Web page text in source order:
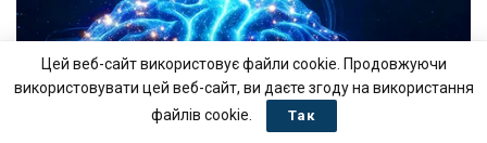
Цей веб-сайт використовує файли cookie. Продовжуючи
використовувати цей веб-сайт, ви даєте згоду на використання
файлів cookie.
Так